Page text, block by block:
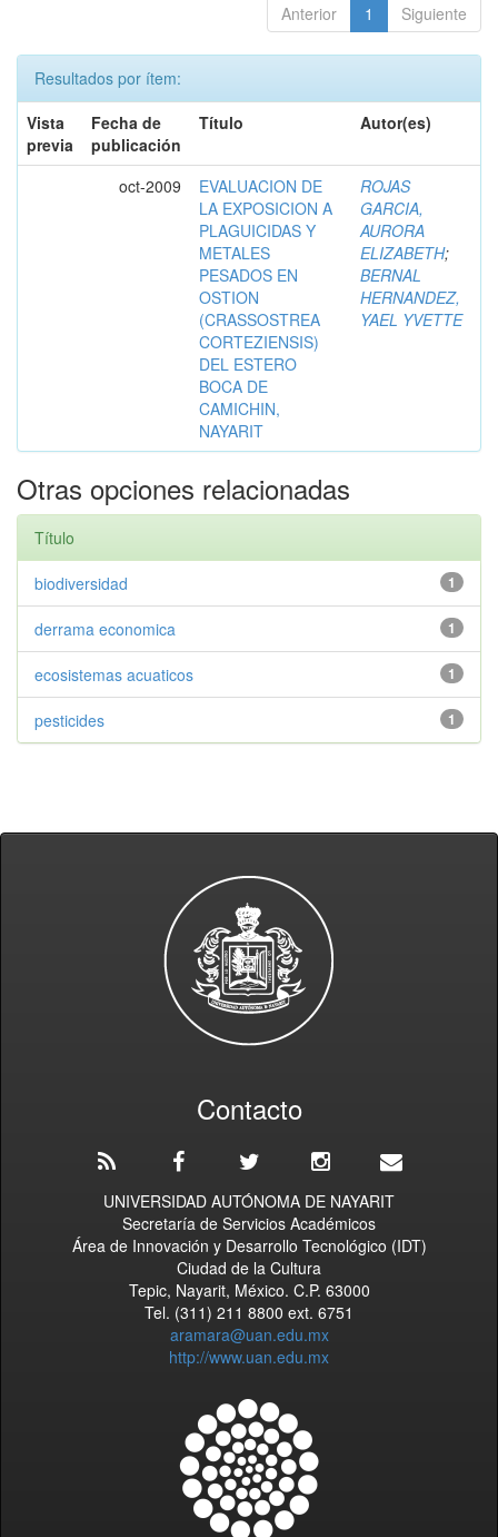
Anterior 1 Siguiente
Resultados por ítem:
Vista
previa
Fecha de
publicación
Título Autor(es)
oct-2009
EVALUACION DE
LA EXPOSICION A
PLAGUICIDAS Y
METALES
PESADOS EN
OSTION
(CRASSOSTREA
CORTEZIENSIS)
DEL ESTERO
BOCA DE
CAMICHIN,
NAYARIT
ROJAS
GARCIA,
AURORA
ELIZABETH;
BERNAL
HERNANDEZ,
YAEL YVETTE
Otras opciones relacionadas
Título
1
biodiversidad
1
derrama economica
1
ecosistemas acuaticos
1
pesticides
Contacto
UNIVERSIDAD AUTÓNOMA DE NAYARIT
Secretaría de Servicios Académicos
Área de Innovación y Desarrollo Tecnológico (IDT)
Ciudad de la Cultura
Tepic, Nayarit, México. C.P. 63000
Tel. (311) 211 8800 ext. 6751
aramara@uan.edu.mx
http://www.uan.edu.mx